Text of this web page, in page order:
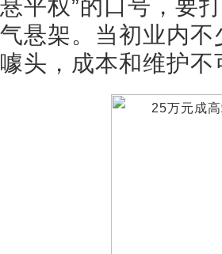
悬平权”的口号，要
气悬架。当初业内
噱头，成本和维护不